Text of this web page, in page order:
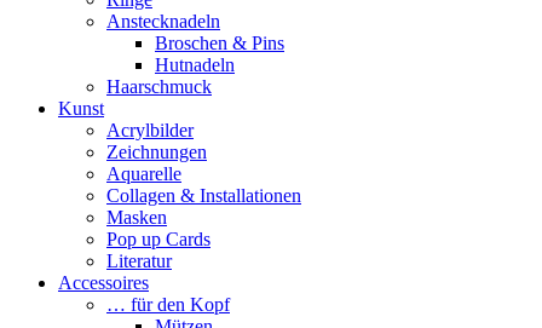
Anstecknadeln
Broschen & Pins
Hutnadeln
Haarschmuck
Kunst
Acrylbilder
Zeichnungen
Aquarelle
Collagen & Installationen
Masken
Pop up Cards
Literatur
Accessoires
… für den Kopf